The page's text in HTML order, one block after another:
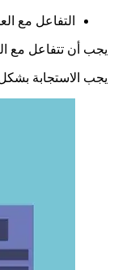
التفاعل مع
يجب أن تتفاعل مع
يجب الاستجابة